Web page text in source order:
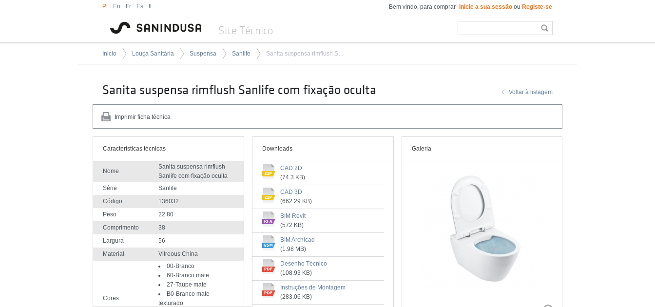
Pt En Fr Es It Bem vindo, para comprar Inicie a sua sessão ou Registe-se
Site Técnico
Inicio Louça Sanitária Suspensa Sanlife Sanita suspensa rimflush Sanlife com fixação oculta
Sanita suspensa rimflush Sanlife com fixação oculta Voltar à listagem
Imprimir ficha técnica
Características técnicas
Nome
Sanita suspensa rimflush
Sanlife com fixação oculta
Série
Sanlife
Código
136032
Peso
22.80
Comprimento
38
Largura
56
Material
Vitreous China
Cores
00-Branco
60-Branco mate
27-Taupe mate
B0-Branco mate
texturado
Downloads
CAD 2D
(74.3 KB)
CAD 3D
(662.29 KB)
BIM Revit
(572 KB)
BIM Archicad
(1.98 MB)
Desenho Técnico
(108.93 KB)
Instruções de Montagem
(283.06 KB)
Galeria